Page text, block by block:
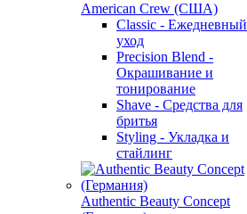
American Crew (США)
Classic - Ежедневный
уход
Precision Blend -
Окрашивание и
тонирование
Shave - Средства для
бритья
Styling - Укладка и
стайлинг
Authentic Beauty Concept